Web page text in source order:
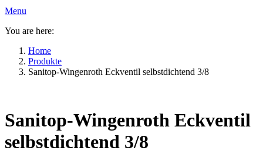
Menu
You are here:
Home
Produkte
Sanitop-Wingenroth Eckventil selbstdichtend 3/8
Sanitop-Wingenroth Eckventil
selbstdichtend 3/8